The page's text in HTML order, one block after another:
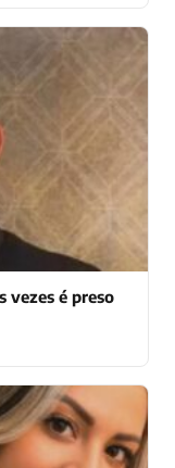
vezes é preso